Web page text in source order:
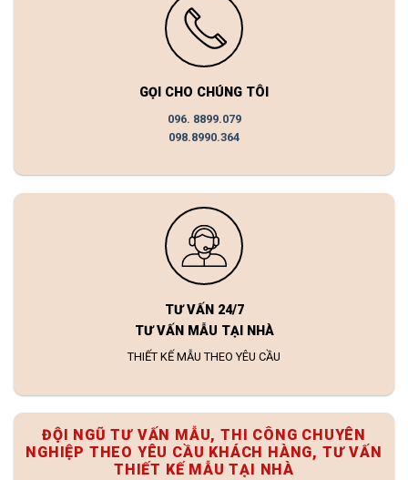
GỌI CHO CHÚNG TÔI
096. 8899.079
098.8990.364
TƯ VẤN 24/7
TƯ VẤN MẪU TẠI NHÀ
THIẾT KẾ MẪU THEO YÊU CẦU
ĐỘI NGŨ TƯ VẤN MẪU, THI CÔNG CHUYÊN
NGHIỆP THEO YÊU CẦU KHÁCH HÀNG, TƯ VẤN
THIẾT KẾ MẪU TẠI NHÀ